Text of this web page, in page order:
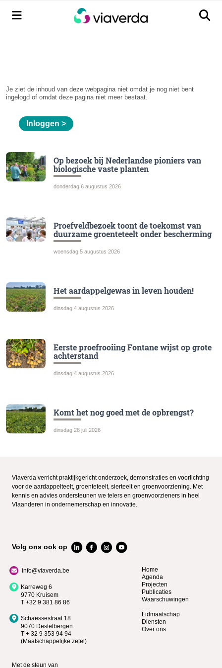
Menu Menu
Je ziet de inhoud van deze webpagina niet omdat je nog niet bent
ingelogd of omdat deze pagina niet meer bestaat.
Inloggen >
Op bezoek bij Nederlandse pioniers van
biologische vaste planten
donderdag 6 augustus 2026
Proefveldbezoek toont de toekomst van
duurzame groenteteelt onder bescherming
woensdag 5 augustus 2026
Het aardappelgewas in leven houden!
dinsdag 4 augustus 2026
Eerste proefrooiing Fontane wijst op grote
achterstand
dinsdag 4 augustus 2026
Komt het nog goed met de opbrengst?
dinsdag 28 juli 2026
Viaverda verricht praktijkgericht onderzoek, demonstraties en voorlichting
voor de aardappelteelt, groenteteelt, sierteelt en groenvoorziening. Met
kennis en advies ondersteunen we telers en groenvoorzieners in heel
Vlaanderen in ondernemerschap en innovatie.
Volg ons ook op
info@viaverda.be
Karreweg 6
9770 Kruisem
T +32 9 381 86 86
Schaessestraat 18
9070 Destelbergen
T + 32 9 353 94 94
(Maatschappelijke zetel)
Home
Agenda
Projecten
Publicaties
Waarschuwingen
Lidmaatschap
Diensten
Over ons
Met de steun van